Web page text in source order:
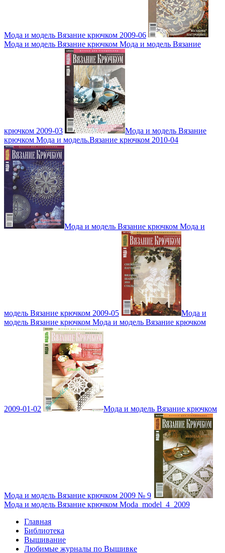
Мода и модель Вязание крючком 2009-06
Мода и модель Вязание крючком Мода и модель Вязание
крючком 2009-03
Мода и модель Вязание
крючком Мода и модель.Вязание крючком 2010-04
Мода и модель Вязание крючком Мода и
модель Вязание крючком 2009-05
Мода и
модель Вязание крючком Мода и модель Вязание крючком
2009-01-02 Мода и модель Вязание крючком
Мода и модель Вязание крючком 2009 № 9
Мода и модель Вязание крючком Moda_model_4_2009
Главная
Библиотека
Вышивание
Любимые журналы по Вышивке